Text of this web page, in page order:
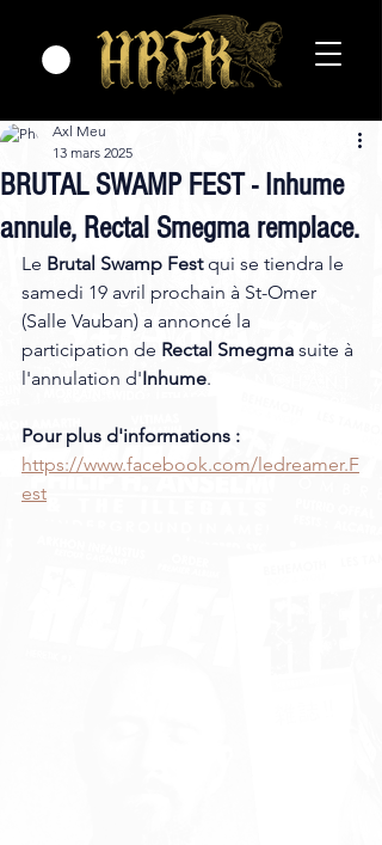
BRUTAL SWAMP FEST - Inhume
annule, Rectal Smegma remplace.
Axl Meu
13 mars 2025
Le Brutal Swamp Fest qui se tiendra le
samedi 19 avril prochain à St-Omer
(Salle Vauban) a annoncé la
participation de Rectal Smegma suite à
l'annulation d'Inhume.
Pour plus d'informations :
https://www.facebook.com/ledreamer.F
est